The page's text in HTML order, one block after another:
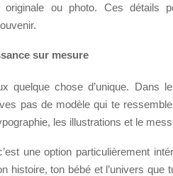
ou photo. Ces détails
sur mesure
quelque chose d’unique. Dans
pas de modèle qui te
les illustrations et le
une option particulièrement
histoire, ton bébé et l’univers que